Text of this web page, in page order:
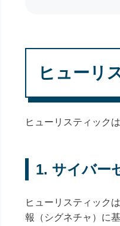
ヒューリ
ヒューリスティック
1. サイバー
ヒューリスティック
報（シグネチャ）に